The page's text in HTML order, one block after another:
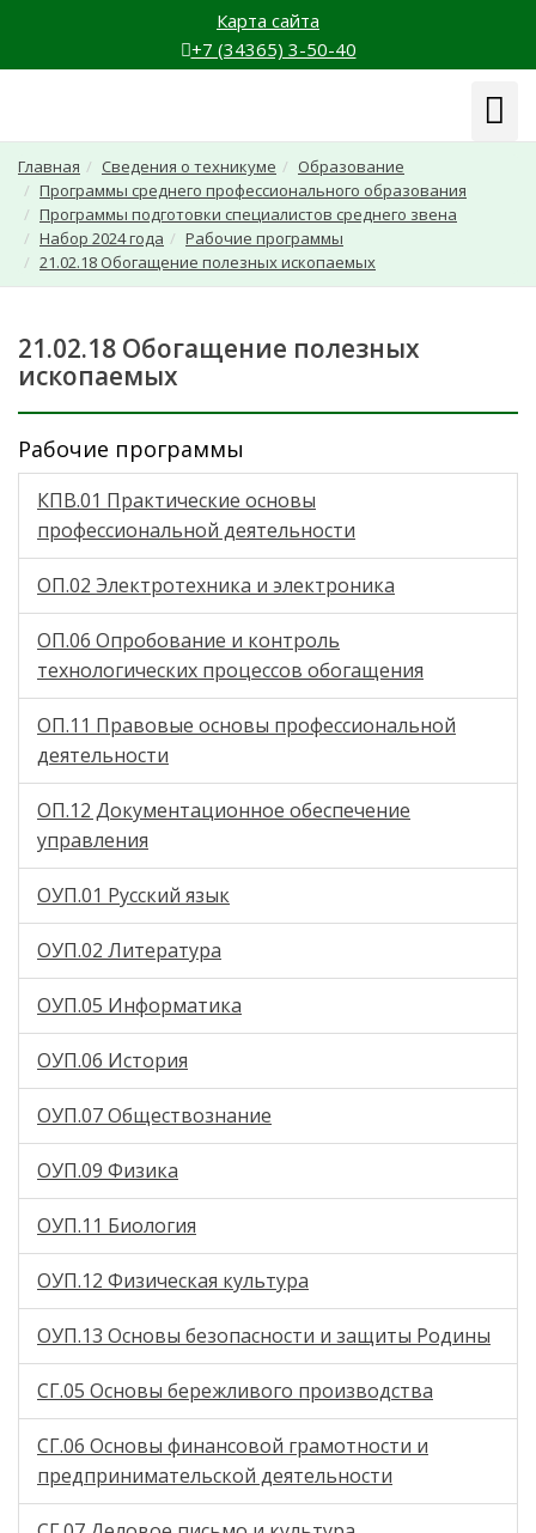
Карта сайта
+7 (34365) 3-50-40
Главная Сведения о техникуме
Образование
Программы среднего профессионального образования
Программы подготовки специалистов среднего звена
Набор 2024 года
Рабочие программы
21.02.18 Обогащение полезных ископаемых
21.02.18 Обогащение полезных
ископаемых
Рабочие программы
КПВ.01 Практические основы
профессиональной деятельности
ОП.02 Электротехника и электроника
ОП.06 Опробование и контроль
технологических процессов обогащения
ОП.11 Правовые основы профессиональной
деятельности
ОП.12 Документационное обеспечение
управления
ОУП.01 Русский язык
ОУП.02 Литература
ОУП.05 Информатика
ОУП.06 История
ОУП.07 Обществознание
ОУП.09 Физика
ОУП.11 Биология
ОУП.12 Физическая культура
ОУП.13 Основы безопасности и защиты Родины
СГ.05 Основы бережливого производства
СГ.06 Основы финансовой грамотности и
предпринимательской деятельности